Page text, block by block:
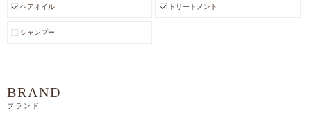
ヘアオイル トリートメント
シャンプー
BRAND
ブランド